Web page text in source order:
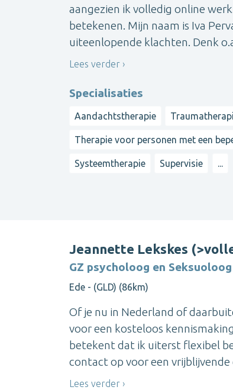
aangezien ik volledig online
betekenen. Mijn naam is Iva
uiteenlopende klachten. Denk
Lees verder
Specialisaties
Aandachtstherapie
Therapie voor personen met een
Systeemtherapie Supervisie ...
Jeannette Lekskes
GZ psycholoog en Seksuoloog
Ede - (GLD) (86km)
Of je nu in Nederland of
voor een kosteloos
betekent dat ik uiterst flexibel
contact op voor een vrijblijvende
Lees verder